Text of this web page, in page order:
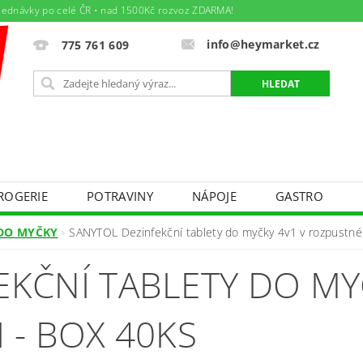
po celé ČR • nad 1500Kč rozvoz ZDARMA!
775 761 609 info@heymarket.cz
POTRAVINY NÁPOJE GASTRO
TEXTIL - BAZÁREK PRO MAMINKY A DĚTIČKY
PRÁCE AKTUÁLNÍ LETÁK SPOLEČENSKÉ AKCE
MYČKY SANYTOL Dezinfekční tablety do myčky 4v1 v
TABLETY DO
- BOX 40KS